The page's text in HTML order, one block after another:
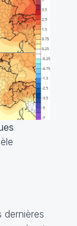
dernières